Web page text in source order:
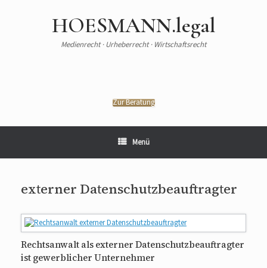
HOESMANN.legal
Medienrecht · Urheberrecht · Wirtschaftsrecht
Zur Beratung
Menü
externer Datenschutzbeauftragter
Rechtsanwalt als externer Datenschutzbeauftragter
ist gewerblicher Unternehmer